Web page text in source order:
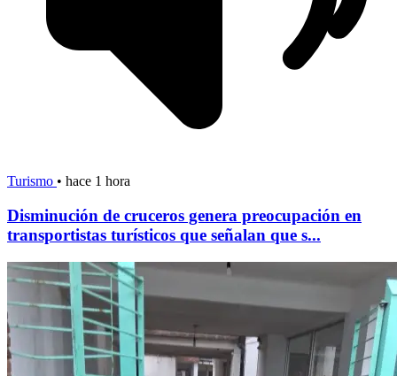
Turismo • hace 1 hora
Disminución de cruceros genera preocupación en
transportistas turísticos que señalan que s...